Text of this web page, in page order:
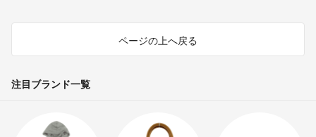
ページの上へ戻る
注目ブランド一覧